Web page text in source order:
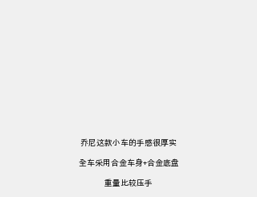
乔尼这款小车的手感很厚实
全车采用合金车身+合金底盘
重量比较压手